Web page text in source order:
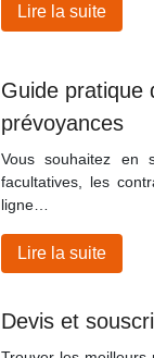
Lire la suite
Guide pratique
prévoyances
Vous souhaitez en
facultatives, les
ligne…
Lire la suite
Devis et